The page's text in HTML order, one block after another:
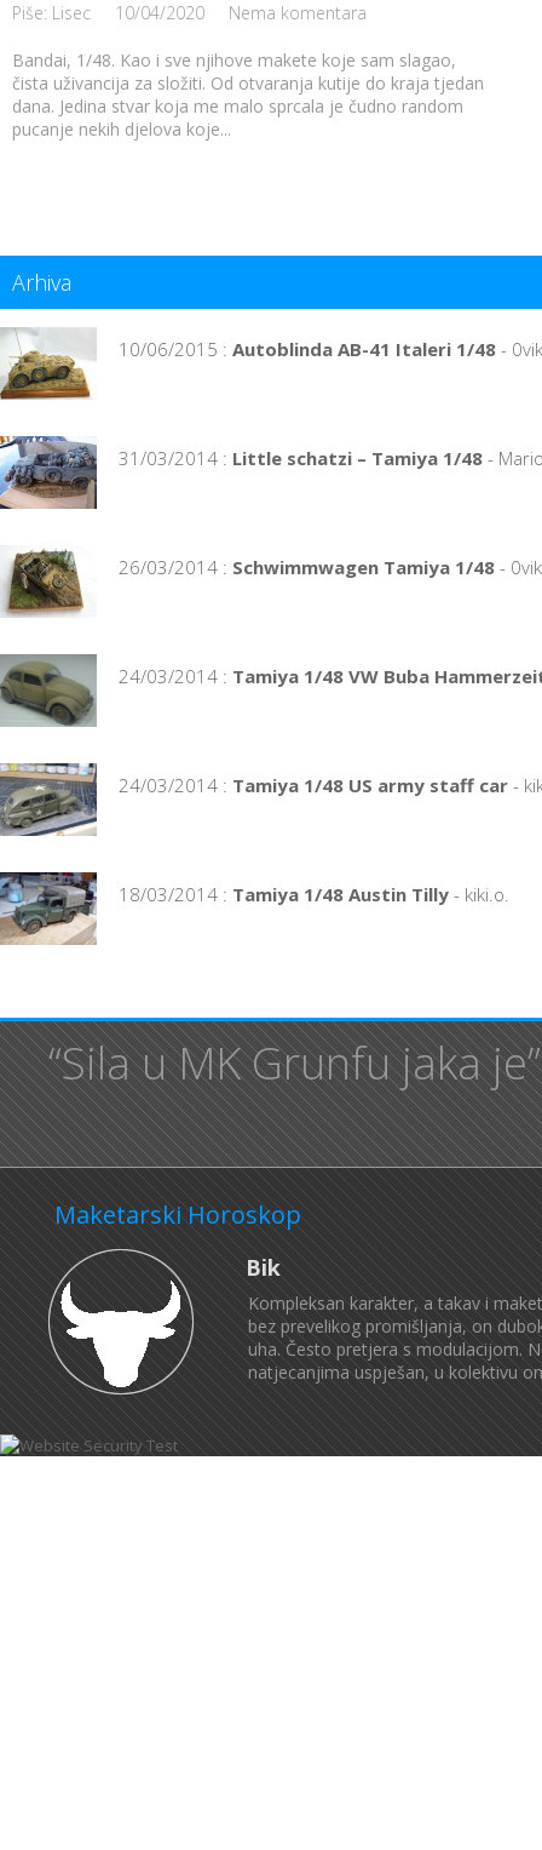
Piše: Lisec 10/04/2020 Nema komentara
Bandai, 1/48. Kao i sve njihove makete koje sam slagao,
čista uživancija za složiti. Od otvaranja kutije do kraja tjedan
dana. Jedina stvar koja me malo sprcala je čudno random
pucanje nekih djelova koje...
Arhiva
10/06/2015 : Autoblinda AB-41 Italeri 1/48 -
31/03/2014 : Little schatzi – Tamiya 1/48 -
26/03/2014 : Schwimmwagen Tamiya 1/48 -
24/03/2014 : Tamiya 1/48 VW Buba
24/03/2014 : Tamiya 1/48 US army staff car -
18/03/2014 : Tamiya 1/48 Austin Tilly - kiki.o.
“Sila u MK Grunfu jaka
Maketarski Horoskop
Bik
Kompleksan karakter, a takav i
bez prevelikog promišljanja, on
uha. Često pretjera s modulacijom.
natjecanjima uspješan, u kolektivu